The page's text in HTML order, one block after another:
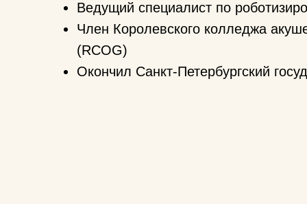
Ведущий специалист по
Член Королевского колледжа
(RCOG)
Окончил Санкт-Петербургский